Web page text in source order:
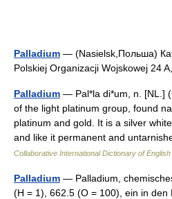
Palladium — (Nasielsk,Польша)
Polskiej Organizacji Wojskowej 24
Palladium — Pal*la di*um, n. [NL.]
of the light platinum group, found
platinum and gold. It is a silver
and like it permanent and
Collaborative International Dictionary of English
Palladium — Palladium,
(H = 1), 662.5 (O = 100), ein in